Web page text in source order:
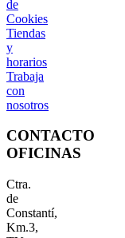
de
Cookies
Tiendas
y
horarios
Trabaja
con
nosotros
CONTACTO
OFICINAS
Ctra.
de
Constantí,
Km.3,